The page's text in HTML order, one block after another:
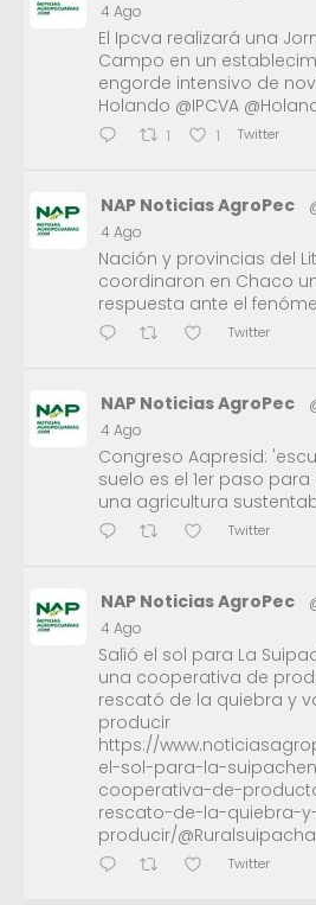
4 Ago
El Ipcva realizará una
Campo en un
engorde intensivo de
Holando @IPCVA
1 1 Twitter
NAP Noticias AgroPec
4 Ago
Nación y provincias del
coordinaron en Chaco
respuesta ante el
Twitter
NAP Noticias AgroPec
4 Ago
Congreso Aapresid:
suelo es el 1er paso
una agricultura
Twitter
NAP Noticias AgroPec
4 Ago
Salió el sol para La
una cooperativa de
rescató de la quiebra y
producir
https://
el-sol-para-la-
cooperativa-de-
rescato-de-la-quiebra-
producir/@Ruralsuipacha
Twitter